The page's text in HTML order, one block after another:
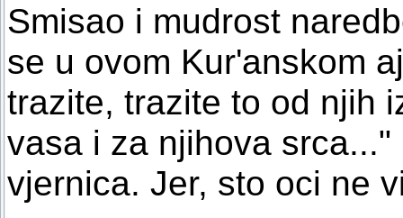
Smisao i mudrost
se u ovom Kur'anskom
trazite, trazite to od njih
vasa i za njihova
vjernica. Jer, sto oci ne